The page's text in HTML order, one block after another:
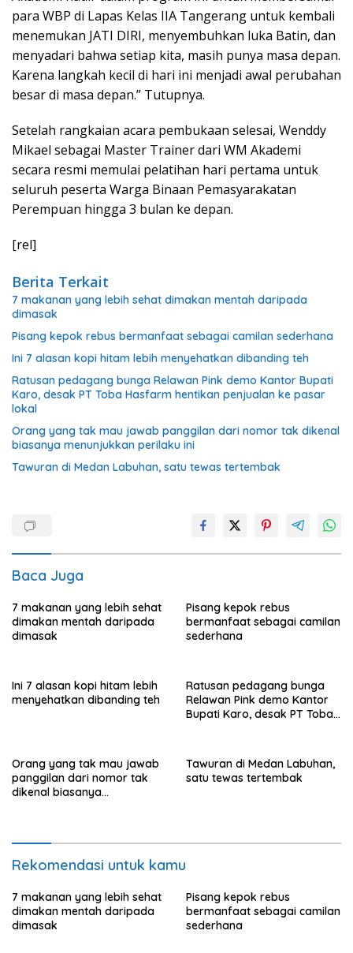
para WBP di Lapas Kelas IIA Tangerang untuk kembali
menemukan JATI DIRI, menyembuhkan luka Batin, dan
menyadari bahwa setiap kita, masih punya masa depan.
Karena langkah kecil di hari ini menjadi awal perubahan
besar di masa depan.” Tutupnya.
Setelah rangkaian acara pembukaan selesai, Wenddy
Mikael sebagai Master Trainer dari WM Akademi
secara resmi memulai pelatihan hari pertama untuk
seluruh peserta Warga Binaan Pemasyarakatan
Perempuan hingga 3 bulan ke depan.
[rel]
Berita Terkait
7 makanan yang lebih sehat dimakan mentah daripada
dimasak
Pisang kepok rebus bermanfaat sebagai camilan sederhana
Ini 7 alasan kopi hitam lebih menyehatkan dibanding teh
Ratusan pedagang bunga Relawan Pink demo Kantor Bupati
Karo, desak PT Toba Hasfarm hentikan penjualan ke pasar
lokal
Orang yang tak mau jawab panggilan dari nomor tak dikenal
biasanya menunjukkan perilaku ini
Tawuran di Medan Labuhan, satu tewas tertembak
Baca Juga
7 makanan yang lebih sehat
dimakan mentah daripada
dimasak
Pisang kepok rebus
bermanfaat sebagai camilan
sederhana
Ini 7 alasan kopi hitam lebih
menyehatkan dibanding teh
Ratusan pedagang bunga
Relawan Pink demo Kantor
Bupati Karo, desak PT Toba
Orang yang tak mau jawab
panggilan dari nomor tak
dikenal biasanya
Tawuran di Medan Labuhan,
satu tewas tertembak
Rekomendasi untuk kamu
7 makanan yang lebih sehat
dimakan mentah daripada
dimasak
Pisang kepok rebus
bermanfaat sebagai camilan
sederhana